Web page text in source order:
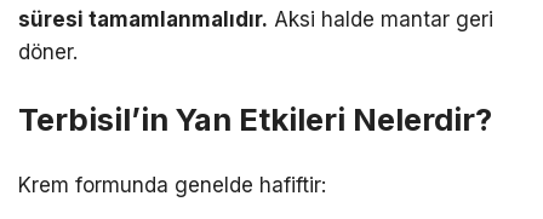
süresi tamamlanmalıdır. Aksi halde mantar geri
döner.
Terbisil’in Yan Etkileri Nelerdir?
Krem formunda genelde hafiftir: